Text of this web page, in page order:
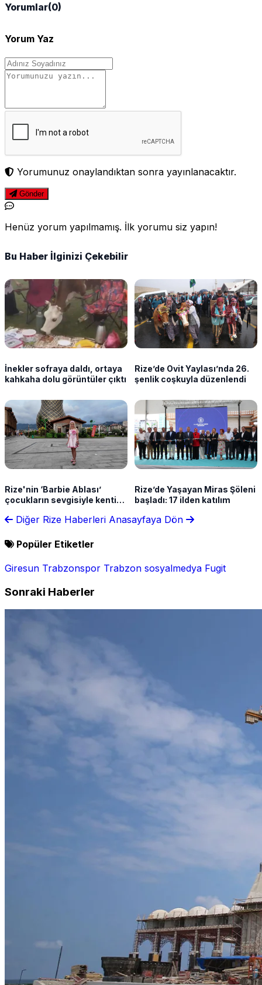
Yorumlar(0)
Yorum Yaz
Yorumunuz onaylandıktan sonra yayınlanacaktır.
Gönder
Henüz yorum yapılmamış. İlk yorumu siz yapın!
Bu Haber İlginizi Çekebilir
İnekler sofraya daldı, ortaya
kahkaha dolu görüntüler çıktı
Rize’de Ovit Yaylası’nda 26.
şenlik coşkuyla düzenlendi
Rize'nin ‘Barbie Ablası’
çocukların sevgisiyle kentin
Rize’de Yaşayan Miras Şöleni
başladı: 17 ilden katılım
Diğer Rize Haberleri Anasayfaya Dön
Popüler Etiketler
Giresun Trabzonspor Trabzon sosyalmedya Fugit
Sonraki Haberler